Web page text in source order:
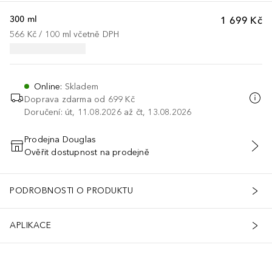
1 699 Kč
300 ml
566 Kč / 100 ml včetně DPH
Online: Skladem
Doprava zdarma od 699 Kč
Doručení: út, 11.08.2026 až čt, 13.08.2026
PŘIDAT DO KOŠÍKU
Prodejna Douglas
Ověřit dostupnost na prodejně
PODROBNOSTI O PRODUKTU
APLIKACE